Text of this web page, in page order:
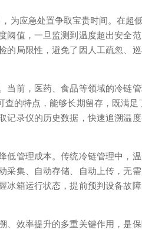
应急处置争取宝贵时间。在超
值，一旦监测到温度超出安全
局限性，避免了因人工疏忽、
前，医药、食品等领域的冷链
的特点，能够长期留存，既满
录仪的历史数据，快速追溯温
理成本。传统冷链管理中，
集、自动存储、自动上传，无
箱运行状态，提前预判设备故
效率提升的多重关键作用，是